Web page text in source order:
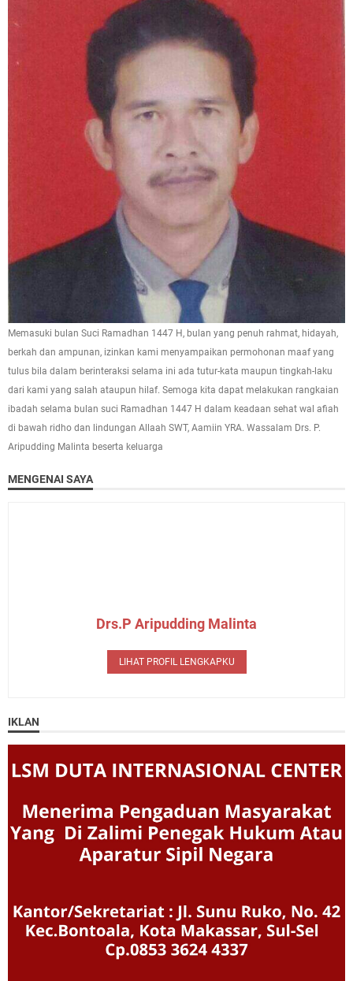
Memasuki bulan Suci Ramadhan 1447 H, bulan yang penuh rahmat, hidayah,
berkah dan ampunan, izinkan kami menyampaikan permohonan maaf yang
tulus bila dalam berinteraksi selama ini ada tutur-kata maupun tingkah-laku
dari kami yang salah ataupun hilaf. Semoga kita dapat melakukan rangkaian
ibadah selama bulan suci Ramadhan 1447 H dalam keadaan sehat wal afiah
di bawah ridho dan lindungan Allaah SWT, Aamiin YRA. Wassalam Drs. P.
Aripudding Malinta beserta keluarga
MENGENAI SAYA
Drs.P Aripudding Malinta
LIHAT PROFIL LENGKAPKU
IKLAN